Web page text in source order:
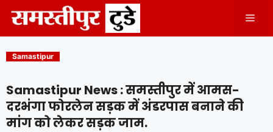
content
Samastipur
Samastipur News : समस्तीपुर में आमस-
दरभंगा फोरलेन सड़क में अंडरपास बनाने की
मांग को लेकर सड़क जाम.